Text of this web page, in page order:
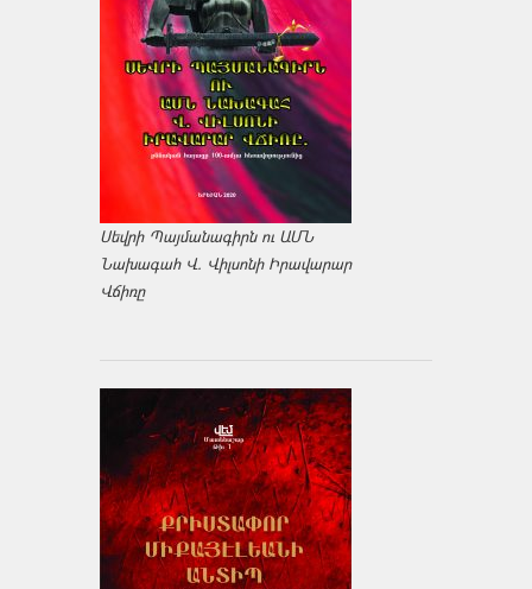
Սեվրի Պայմանագիրն ու ԱՄՆ
Նախագահ Վ. Վիլսոնի Իրավարար
Վճիռը